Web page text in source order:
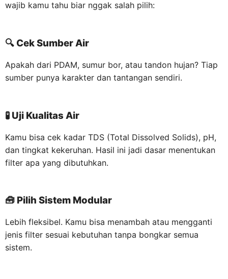
wajib kamu tahu biar nggak salah pilih:
🔍 Cek Sumber Air
Apakah dari PDAM, sumur bor, atau tandon hujan? Tiap
sumber punya karakter dan tantangan sendiri.
🧪 Uji Kualitas Air
Kamu bisa cek kadar TDS (Total Dissolved Solids), pH,
dan tingkat kekeruhan. Hasil ini jadi dasar menentukan
filter apa yang dibutuhkan.
🧰 Pilih Sistem Modular
Lebih fleksibel. Kamu bisa menambah atau mengganti
jenis filter sesuai kebutuhan tanpa bongkar semua
sistem.